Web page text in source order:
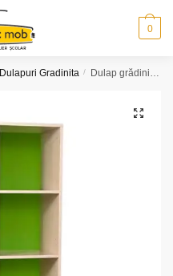
0
Dulapuri Gradinita / Dulap grădiniță 2 coloane polițe (model K33)
🔍